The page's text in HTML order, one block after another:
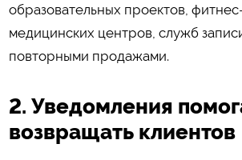
образовательных проектов,
медицинских центров, служб
повторными продажами.
2. Уведомления
возвращать клиентов